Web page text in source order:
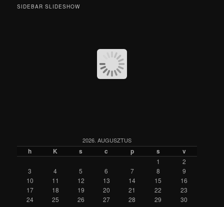
SIDEBAR SLIDESHOW
2026. AUGUSZTUS
h K s c p s v
1
2
3
4 5 6 7 8
9
10
11 12 13 14 15
16
17
18 19 20 21 22
23
24
25 26 27 28 29
30